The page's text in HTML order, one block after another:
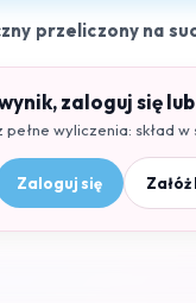
przeliczony na
zaloguj się
wyliczenia: skład w
Zaloguj się